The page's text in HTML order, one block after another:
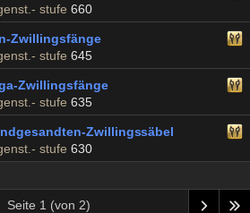
stufe 660
Zwillingsfänge
stufe 645
Zwillingsfänge
stufe 635
Zwillingssäbel
stufe 630
Seite 1 (von 2)